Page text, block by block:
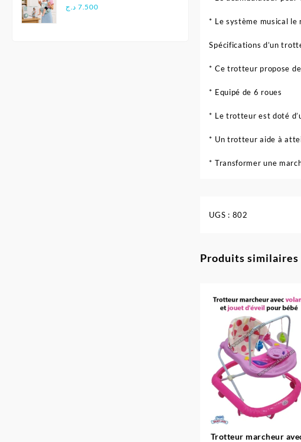
Multifonctionnel
7.500 د.ج
* Le système musical
Spécifications d’un
* Ce trotteur propose
* Equipé de 6 roues
* Le trotteur est doté
* Un trotteur aide à
* Transformer une
UGS : 802
Produits similaires
Trotteur marcheur